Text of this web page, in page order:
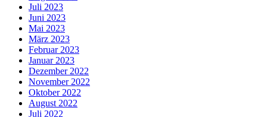
Juli 2023
Juni 2023
Mai 2023
März 2023
Februar 2023
Januar 2023
Dezember 2022
November 2022
Oktober 2022
August 2022
Juli 2022